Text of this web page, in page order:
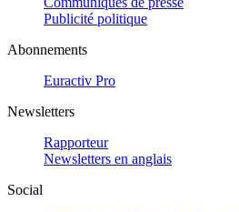
Publicité politique
Abonnements
Euractiv Pro
Newsletters
Rapporteur
Newsletters en anglais
Social